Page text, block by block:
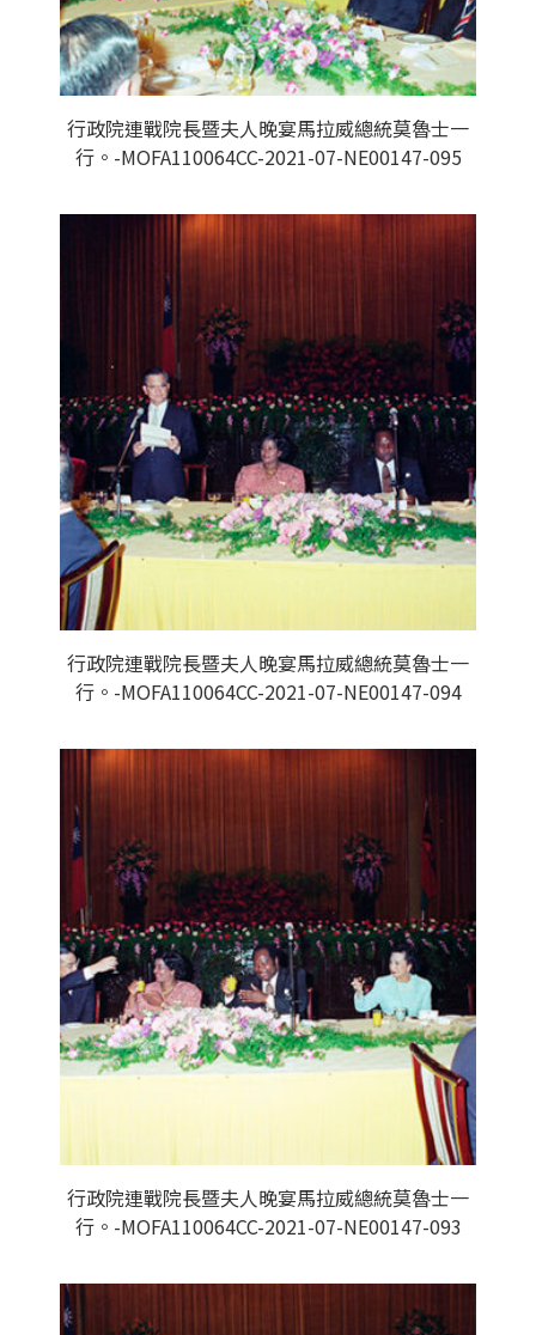
行政院連戰院長暨夫人晚宴馬拉威總統莫魯士一
行。-MOFA110064CC-2021-07-NE00147-095
行政院連戰院長暨夫人晚宴馬拉威總統莫魯士一
行。-MOFA110064CC-2021-07-NE00147-094
行政院連戰院長暨夫人晚宴馬拉威總統莫魯士一
行。-MOFA110064CC-2021-07-NE00147-093